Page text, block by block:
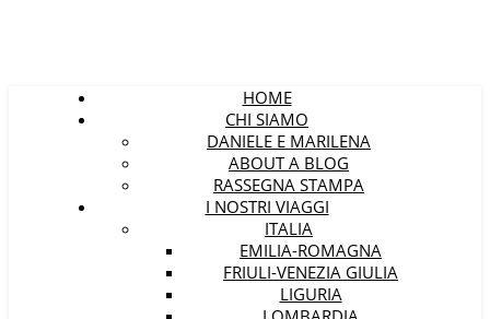
HOME
CHI SIAMO
DANIELE E MARILENA
ABOUT A BLOG
RASSEGNA STAMPA
I NOSTRI VIAGGI
ITALIA
EMILIA-ROMAGNA
FRIULI-VENEZIA GIULIA
LIGURIA